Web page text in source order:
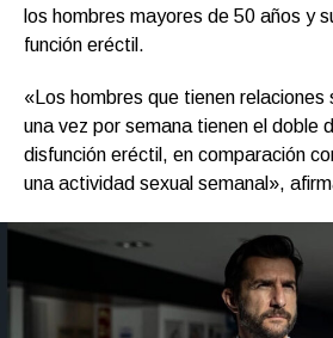
los hombres mayores de 50 años y
función eréctil.
«Los hombres que tienen relaciones
una vez por semana tienen el doble
disfunción eréctil, en comparación
una actividad sexual semanal»,